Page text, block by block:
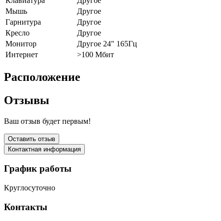
Мышь
Другое
Гарнитура
Другое
Кресло
Другое
Монитор
Другое 24" 165Гц
Интернет
>100 Мбит
Расположение
Отзывы
Ваш отзыв будет первым!
Оставить отзыв
Контактная информация
График работы
Круглосуточно
Контакты